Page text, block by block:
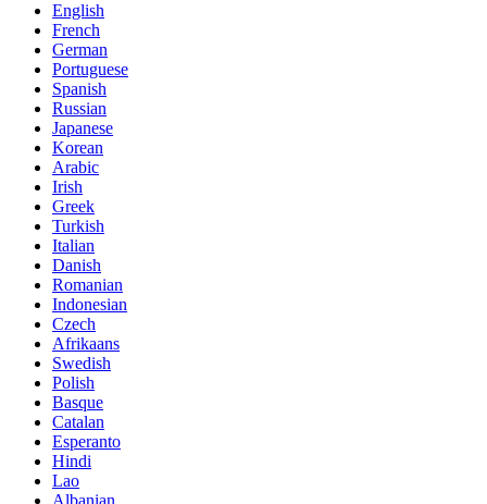
English
French
German
Portuguese
Spanish
Russian
Japanese
Korean
Arabic
Irish
Greek
Turkish
Italian
Danish
Romanian
Indonesian
Czech
Afrikaans
Swedish
Polish
Basque
Catalan
Esperanto
Hindi
Lao